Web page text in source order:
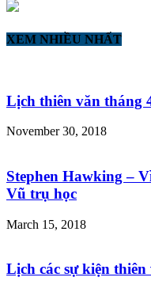
XEM NHIỀU NHẤT
Lịch thiên văn tháng
November 30, 2018
Stephen Hawking –
Vũ trụ học
March 15, 2018
Lịch các sự kiện